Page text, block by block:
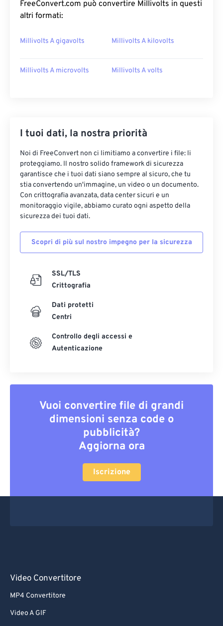
FreeConvert.com può convertire Millivolts in questi
altri formati:
Millivolts A gigavolts Millivolts A kilovolts
Millivolts A microvolts Millivolts A volts
I tuoi dati, la nostra priorità
Noi di FreeConvert non ci limitiamo a convertire i file: li
proteggiamo. Il nostro solido framework di sicurezza
garantisce che i tuoi dati siano sempre al sicuro, che tu
stia convertendo un'immagine, un video o un documento.
Con crittografia avanzata, data center sicuri e un
monitoraggio vigile, abbiamo curato ogni aspetto della
sicurezza dei tuoi dati.
Scopri di più sul nostro impegno per la sicurezza
SSL/TLS
Crittografia
Dati protetti
Centri
Controllo degli accessi e
Autenticazione
Vuoi convertire file di grandi
dimensioni senza code o
pubblicità?
Aggiorna ora
Iscrizione
Video Convertitore
MP4 Convertitore
Video A GIF